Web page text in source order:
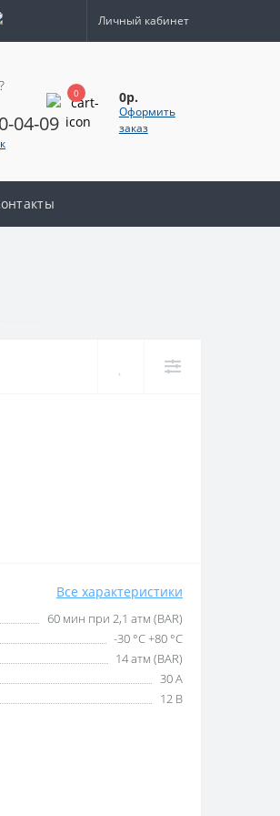
Личный кабинет
04-09
0 0р.
Оформить
заказ
Все характеристики
60 мин при 2,1 атм (BAR)
-30 °C +80 °C
14 атм (BAR)
30 А
12 В